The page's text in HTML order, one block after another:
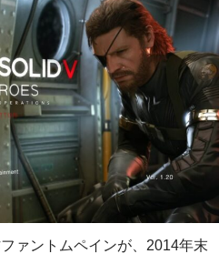
ァントムペインが、2014年末